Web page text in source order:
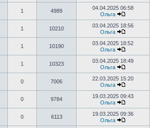
1 4989
04.04.2025 06:58
Ольга
1 10210
03.04.2025 18:56
Ольга
1 10190
03.04.2025 18:52
Ольга
1 10323
03.04.2025 18:49
Ольга
0 7006
22.03.2025 15:20
Ольга
0 9784
19.03.2025 09:43
Ольга
0 6113
19.03.2025 09:36
Ольга